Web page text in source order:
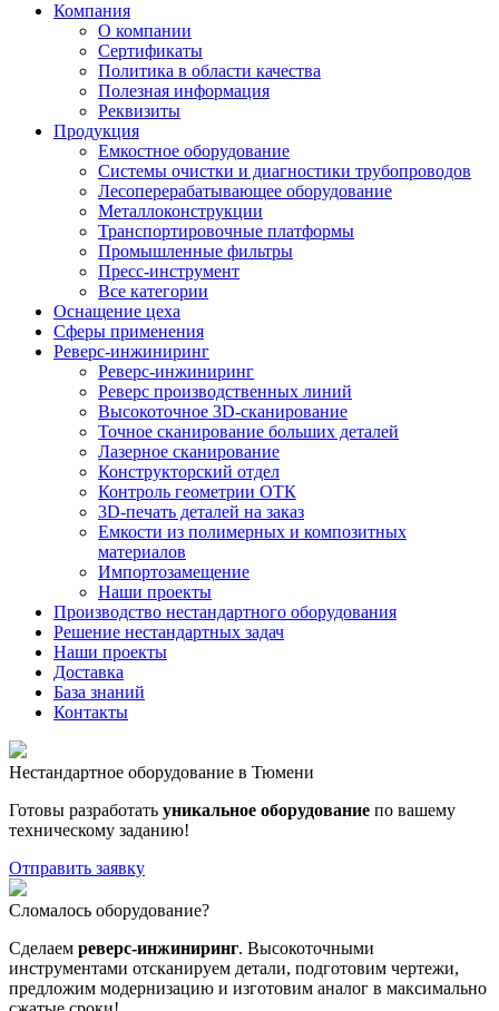
Компания
О компании
Сертификаты
Политика в области качества
Полезная информация
Реквизиты
Продукция
Емкостное оборудование
Системы очистки и диагностики трубопроводов
Лесоперерабатывающее оборудование
Металлоконструкции
Транспортировочные платформы
Промышленные фильтры
Пресс-инструмент
Все категории
Оснащение цеха
Сферы применения
Реверс-инжиниринг
Реверс-инжиниринг
Реверс производственных линий
Высокоточное 3D-сканирование
Точное сканирование больших деталей
Лазерное сканирование
Конструкторский отдел
Контроль геометрии ОТК
3D-печать деталей на заказ
Емкости из полимерных и композитных
материалов
Импортозамещение
Наши проекты
Производство нестандартного оборудования
Решение нестандартных задач
Наши проекты
Доставка
База знаний
Контакты
Нестандартное оборудование в Тюмени
Готовы разработать уникальное оборудование по вашему
техническому заданию!
Отправить заявку
Сломалось оборудование?
Сделаем реверс-инжиниринг. Высокоточными
инструментами отсканируем детали, подготовим чертежи,
предложим модернизацию и изготовим аналог в максимально